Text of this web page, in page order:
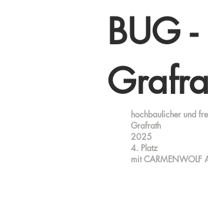
BUG
hochbaulicher und
Grafrath
2025
4. Platz
mit CARMENWOLF